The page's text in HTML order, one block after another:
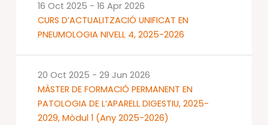
CURS D’ACTUALITZACIÓ UNIFICAT EN
PNEUMOLOGIA NIVELL 4, 2025-2026
16 Oct 2025 - 16 Apr 2026
MÀSTER DE FORMACIÓ PERMANENT EN
PATOLOGIA DE L’APARELL DIGESTIU, 2025-
2029, Mòdul 1 (Any 2025-2026)
20 Oct 2025 - 29 Jun 2026